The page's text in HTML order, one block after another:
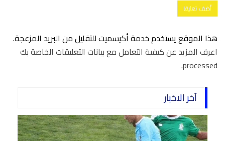
هذا الموقع يستخدم خدمة أكيسميت للتقليل من البريد المزعجة.
اعرف المزيد عن كيفية التعامل مع بيانات التعليقات الخاصة بك
processed
.
آخر الاخبار